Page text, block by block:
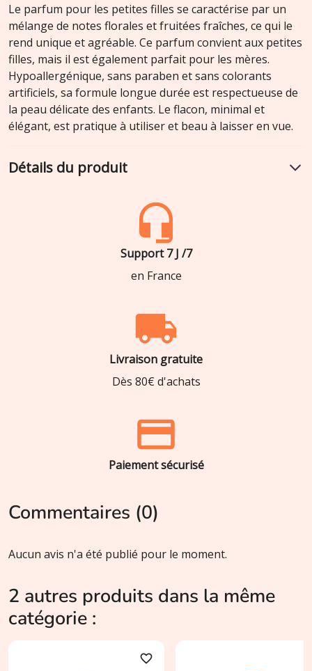
Le parfum pour les petites filles se caractérise par un
mélange de notes florales et fruitées fraîches, ce qui le
rend unique et agréable. Ce parfum convient aux petites
filles, mais il est également parfait pour les mères.
Hypoallergénique, sans paraben et sans colorants
artificiels, sa formule longue durée est respectueuse de
la peau délicate des enfants. Le flacon, minimal et
élégant, est pratique à utiliser et beau à laisser en vue.
Détails du produit
Support 7 J /7
en France
Livraison gratuite
Dès 80€ d'achats
Paiement sécurisé
Commentaires (0)
Aucun avis n'a été publié pour le moment.
2 autres produits dans la même
catégorie :
favorite_border